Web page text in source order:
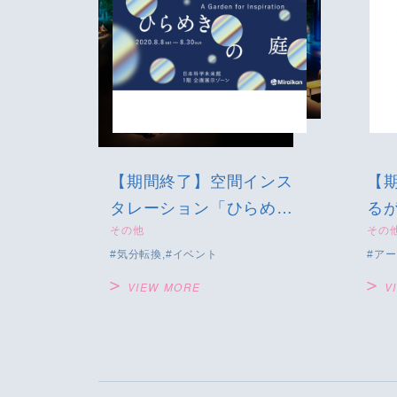
【期間終了】空間インス
タレーション「ひらめき
の庭」
その他
気分転換
イベント
VIEW MORE
【
る
ず
その
アー